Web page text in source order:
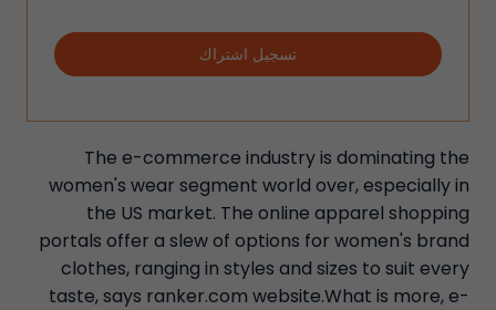
تسجيل اشتراك
The e-commerce industry is dominating the
women's wear segment world over, especially in
the US market. The online apparel shopping
portals offer a slew of options for women's brand
clothes, ranging in styles and sizes to suit every
taste, says ranker.com website.What is more, e-